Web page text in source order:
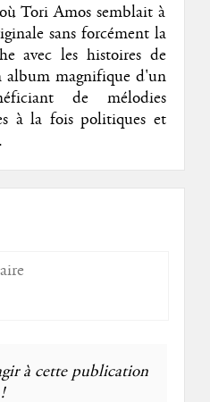
Tori Amos semblait à
sans forcément la
avec les histoires de
album magnifique d'un
de mélodies
à la fois politiques et
à cette publication
!